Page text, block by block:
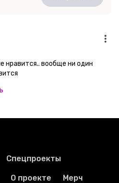
нравится.. вообще ни один
Спецпроекты
О проекте Мерч